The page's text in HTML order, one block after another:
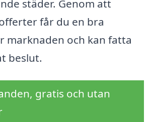
städer. Genom att
får du en bra
marknaden och kan fatta
beslut.
gratis och utan